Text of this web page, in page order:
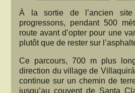
À la sortie de l’ancien site
progressons, pendant 500
route avant d’opter pour une
plutôt que de rester sur
Ce parcours, 700 m plus
direction du village de
continue sur un chemin de
jusqu’au couvent de Santa